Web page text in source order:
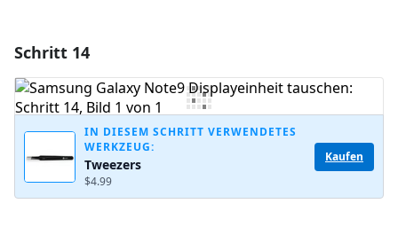
Kommentar hinzufügen
Kommentieren
Schritt 14
IN DIESEM SCHRITT VERWENDETES
WERKZEUG:
Tweezers
$4.99
Kaufen